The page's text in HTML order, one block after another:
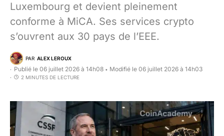
Luxembourg et devient pleinement
conforme à MiCA. Ses services crypto
s’ouvrent aux 30 pays de l’EEE.
PAR ALEX LEROUX
Publié le 06 juillet 2026 à 14h08 • Modifié le 06 juillet 2026 à 14h03
2 MINUTES DE LECTURE